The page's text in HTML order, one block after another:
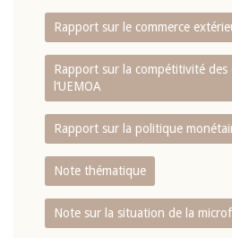
Rapport sur le commerce
Rapport sur la compétitivité des
l‘UEMOA
Rapport sur la politique
Note thématique
Note sur la situation de la